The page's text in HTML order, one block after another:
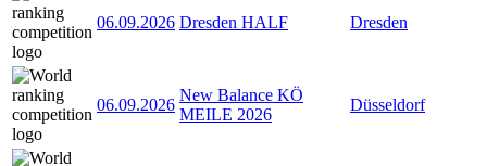
06.09.2026 Dresden HALF Dresden
06.09.2026
New Balance KÖ
MEILE 2026
Düsseldorf